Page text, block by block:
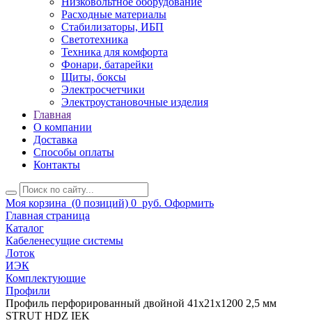
Расходные материалы
Стабилизаторы, ИБП
Светотехника
Техника для комфорта
Фонари, батарейки
Щиты, боксы
Электросчетчики
Электроустановочные изделия
Главная
О компании
Доставка
Способы оплаты
Контакты
Моя корзина (0 позиций) 0 руб. Оформить
Главная страница
Каталог
Кабеленесущие системы
Лоток
ИЭК
Комплектующие
Профили
Профиль перфорированный двойной 41х21х1200 2,5 мм
STRUT HDZ IEK